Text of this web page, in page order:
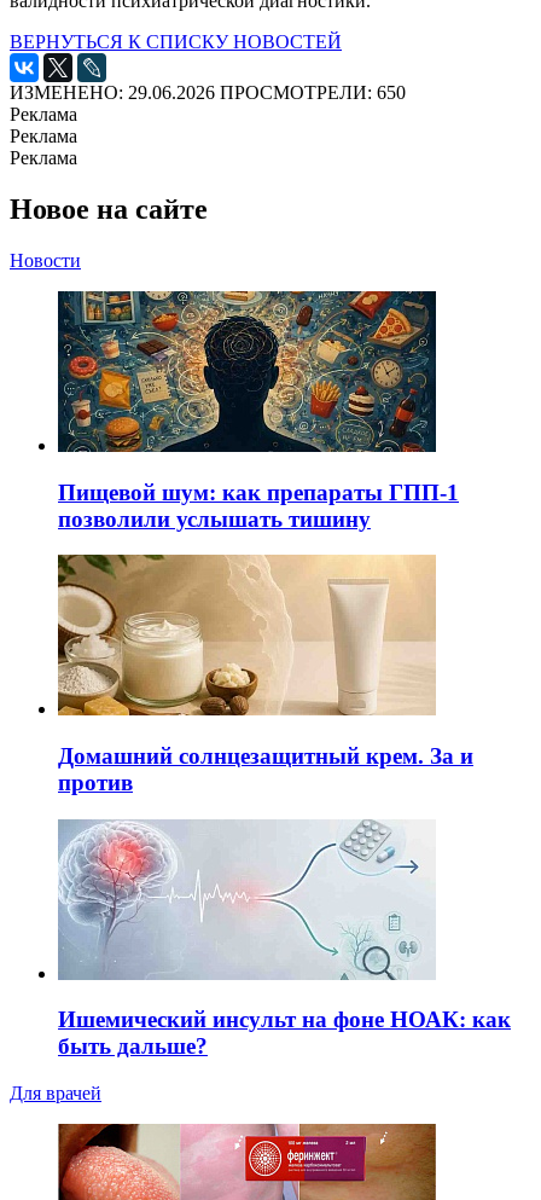
ВЕРНУТЬСЯ К СПИСКУ НОВОСТЕЙ
ИЗМЕНЕНО: 29.06.2026 ПРОСМОТРЕЛИ: 650
Реклама
Реклама
Реклама
Новое на сайте
Новости
Пищевой шум: как препараты ГПП-1
позволили услышать тишину
Домашний солнцезащитный крем. За и
против
Ишемический инсульт на фоне НОАК: как
быть дальше?
Для врачей